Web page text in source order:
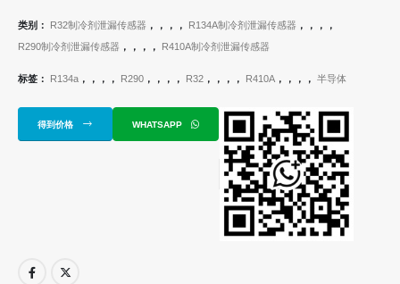
类别： R32制冷剂泄漏传感器 ，，，， R134A制冷剂泄漏传感器 ，，，，
R290制冷剂泄漏传感器 ，，，， R410A制冷剂泄漏传感器
标签： R134a ，，，， R290 ，，，， R32 ，，，， R410A ，，，， 半导体
得到价格 WHATSAPP